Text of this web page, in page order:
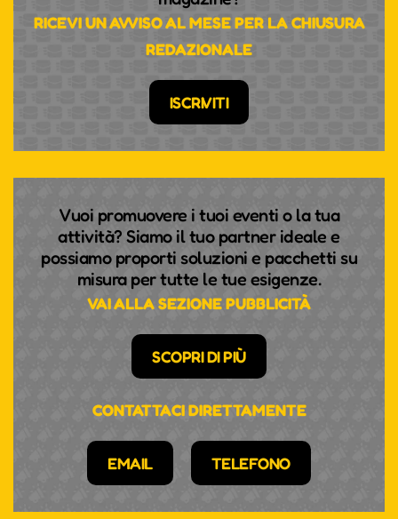
RICEVI UN AVVISO AL MESE PER LA CHIUSURA
REDAZIONALE
ISCRIVITI
Vuoi promuovere i tuoi eventi o la tua
attività? Siamo il tuo partner ideale e
possiamo proporti soluzioni e pacchetti su
misura per tutte le tue esigenze.
VAI ALLA SEZIONE PUBBLICITÀ
SCOPRI DI PIÙ
CONTATTACI DIRETTAMENTE
EMAIL TELEFONO